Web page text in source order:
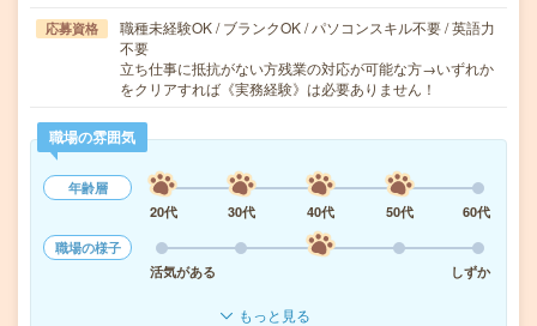
応募資格
職種未経験OK / ブランクOK / パソコンスキル不要 / 英語力
不要
立ち仕事に抵抗がない方残業の対応が可能な方→いずれか
をクリアすれば《実務経験》は必要ありません！
職場の雰囲気
年齢層
20代
30代 40代 50代
60代
職場の様子
活気がある
しずか
もっと見る